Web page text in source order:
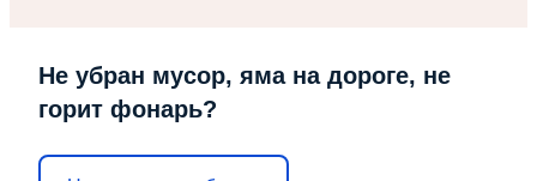
Не убран мусор, яма на дороге, не
горит фонарь?